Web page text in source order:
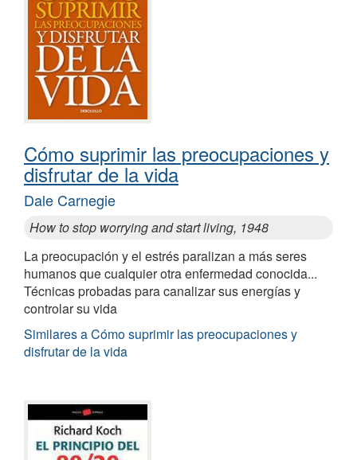
Cómo suprimir las preocupaciones y
disfrutar de la vida
Dale Carnegie
How to stop worrying and start living, 1948
La preocupación y el estrés paralizan a más seres
humanos que cualquier otra enfermedad conocida...
Técnicas probadas para canalizar sus energías y
controlar su vida
Similares a Cómo suprimir las preocupaciones y
disfrutar de la vida